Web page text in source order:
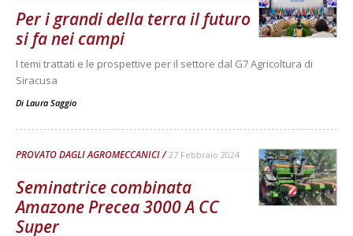
Per i grandi della terra il futuro
si fa nei campi
I temi trattati e le prospettive per il settore dal G7 Agricoltura di
Siracusa
Di Laura Saggio
PROVATO DAGLI AGROMECCANICI 27 Febbraio 2024
Seminatrice combinata
Amazone Precea 3000 A CC
Super